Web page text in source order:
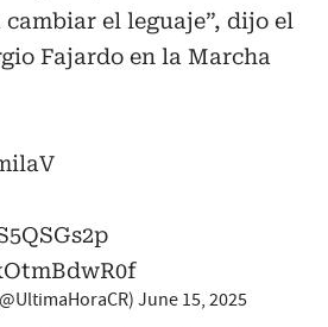
el leguaje”, dijo el
Fajardo en la Marcha
June 15, 2025